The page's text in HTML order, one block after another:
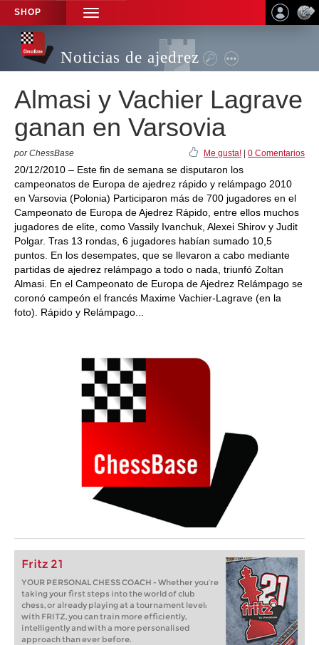
SHOP
TOGGLE
NAVIGATION
Noticias de ajedrez
Almasi y Vachier Lagrave
ganan en Varsovia
por ChessBase Me gusta! 0 Comentarios
20/12/2010 – Este fin de semana se disputaron los
campeonatos de Europa de ajedrez rápido y relámpago 2010
en Varsovia (Polonia) Participaron más de 700 jugadores en el
Campeonato de Europa de Ajedrez Rápido, entre ellos muchos
jugadores de elite, como Vassily Ivanchuk, Alexei Shirov y Judit
Polgar. Tras 13 rondas, 6 jugadores habían sumado 10,5
puntos. En los desempates, que se llevaron a cabo mediante
partidas de ajedrez relámpago a todo o nada, triunfó Zoltan
Almasi. En el Campeonato de Europa de Ajedrez Relámpago se
coronó campeón el francés Maxime Vachier-Lagrave (en la
foto). Rápido y Relámpago...
Fritz 21
YOUR PERSONAL CHESS COACH - Whether you’re
taking your first steps into the world of club
chess, or already playing at a tournament level:
with FRITZ, you can train more efficiently,
intelligently and with a more personalised
approach than ever before.